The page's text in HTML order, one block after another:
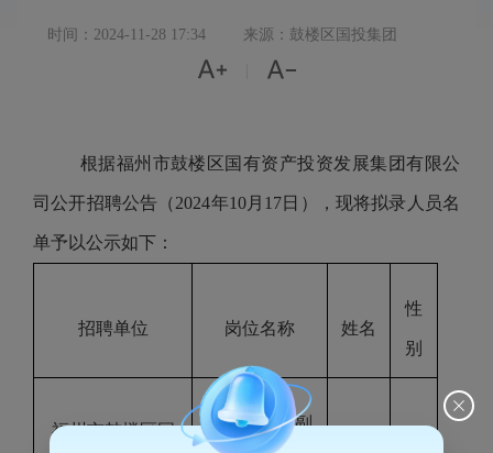
时间：2024-11-28 17:34 来源：鼓楼区国投集团
 
根据福州市鼓楼区国有资产投资发展集团有限公
司公开招聘公告（2024年10月 17日），现将拟录人员名
单予以公示如下：
招聘单位 岗位名称 姓名
性
别
福州市鼓楼区国 资产运营部副